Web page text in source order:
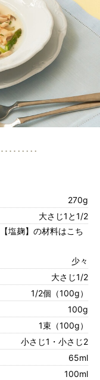
270g
大さじ1と1/2
塩麹】の材料はこち
少々
大さじ1/2
1/2個（100g）
100g
1束（100g）
小さじ1・小さじ2
65ml
100ml